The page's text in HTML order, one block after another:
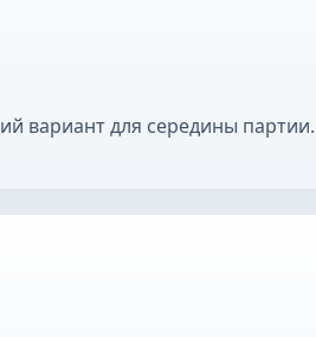
вариант для середины партии.